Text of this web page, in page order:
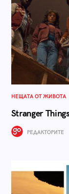
НЕЩАТА ОТ ЖИВОТА
Stranger
РЕДАКТОРИТЕ